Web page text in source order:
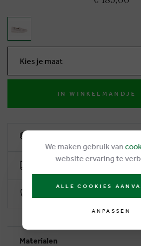
Kies je maat
IN WINKELMANDJE
Kostenlose Lieferung ab €50
Materialen
We maken gebruik van
website ervaring te
ALLE COOKIES
ANPASSEN